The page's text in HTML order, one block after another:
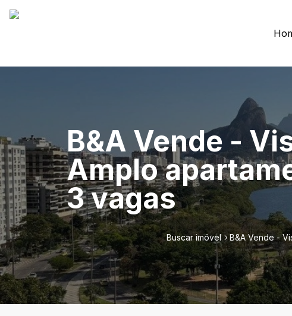
B&A Vende -
Amplo
3 vagas
Buscar imóvel B&A Vende -